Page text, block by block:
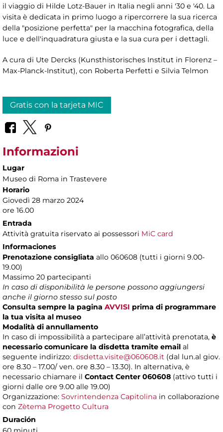
il viaggio di Hilde Lotz-Bauer in Italia negli anni '30 e '40. La
visita è dedicata in primo luogo a ripercorrere la sua ricerca
della "posizione perfetta" per la macchina fotografica, della
luce e dell'inquadratura giusta e la sua cura per i dettagli.
A cura di Ute Dercks (Kunsthistorisches Institut in Florenz –
Max-Planck-Institut), con Roberta Perfetti e Silvia Telmon
Gratis con la tarjeta MIC
Informazioni
Lugar
Museo di Roma in Trastevere
Horario
Giovedì 28 marzo 2024
ore 16.00
Entrada
Attività gratuita riservato ai possessori MiC card
Informaciones
Prenotazione consigliata allo 060608 (tutti i giorni 9.00-
19.00)
Massimo 20 partecipanti
In caso di disponibilità le persone possono aggiungersi
anche il giorno stesso sul posto
Consulta sempre la pagina AVVISI prima di programmare
la tua visita al museo
Modalità di annullamento
In caso di impossibilità a partecipare all’attività prenotata, è
necessario comunicare la disdetta tramite email al
seguente indirizzo: disdetta.visite@060608.it (dal lun.al giov.
ore 8.30 – 17.00/ ven. ore 8.30 – 13.30). In alternativa, è
necessario chiamare il Contact Center 060608 (attivo tutti i
giorni dalle ore 9.00 alle 19.00)
Organizzazione: Sovrintendenza Capitolina in collaborazione
con Zètema Progetto Cultura
Duración